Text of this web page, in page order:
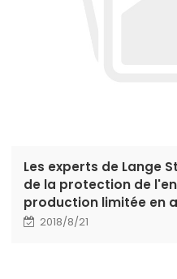
Les experts de Lange
de la protection de
production limitée en
2018/8/21